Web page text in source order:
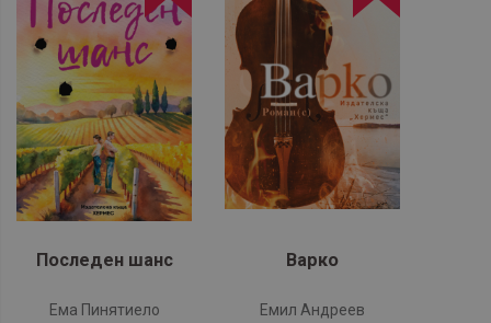
Последен шанс
Ема Пинятиело
Варко
Емил Андреев